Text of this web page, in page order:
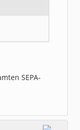
SEPA-